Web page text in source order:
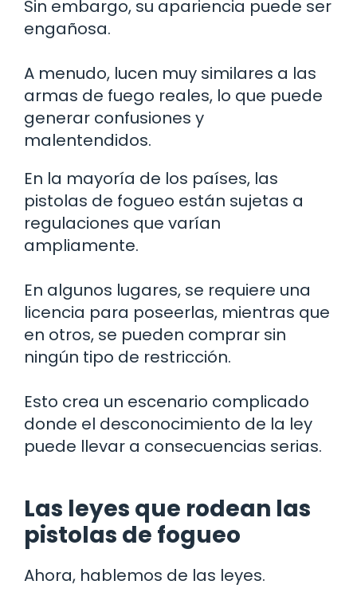
Sin embargo, su apariencia puede ser
engañosa.
A menudo, lucen muy similares a las
armas de fuego reales, lo que puede
generar confusiones y
malentendidos.
En la mayoría de los países, las
pistolas de fogueo están sujetas a
regulaciones que varían
ampliamente.
En algunos lugares, se requiere una
licencia para poseerlas, mientras que
en otros, se pueden comprar sin
ningún tipo de restricción.
Esto crea un escenario complicado
donde el desconocimiento de la ley
puede llevar a consecuencias serias.
Las leyes que rodean las
pistolas de fogueo
Ahora, hablemos de las leyes.